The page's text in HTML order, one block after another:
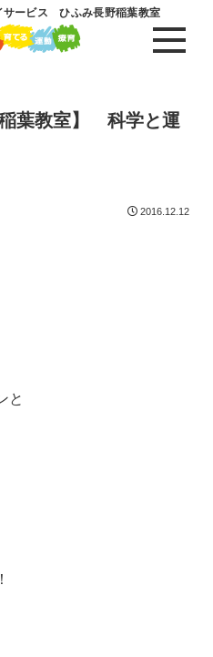
サービス ひふみ長野稲葉教室
葉教室】 科学と運
2016.12.12
と